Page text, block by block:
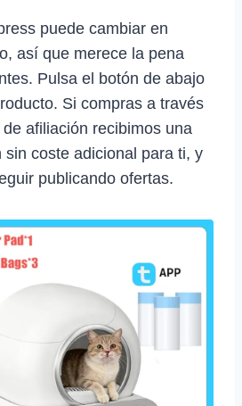
puede cambiar en
así que merece la pena
Pulsa el botón de abajo
Si compras a través
afiliación recibimos una
sin coste adicional para ti, y
publicando ofertas.